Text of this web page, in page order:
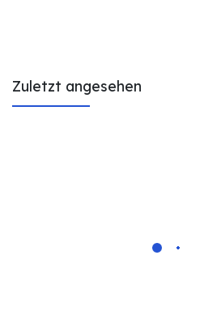
Zuletzt angesehen